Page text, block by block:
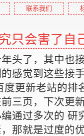
高权重域名,高外链域名,高
联系我们
只会害了自
头了，其中也
感觉到这些接
更新老站的排
三页，下次更
通过多次的 研
那就是过度的